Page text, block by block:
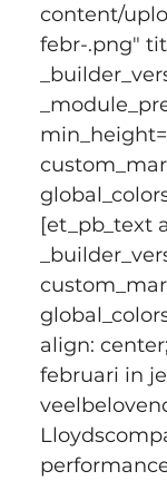
content/
febr-.png"
[et_pb_text
align:
februari in